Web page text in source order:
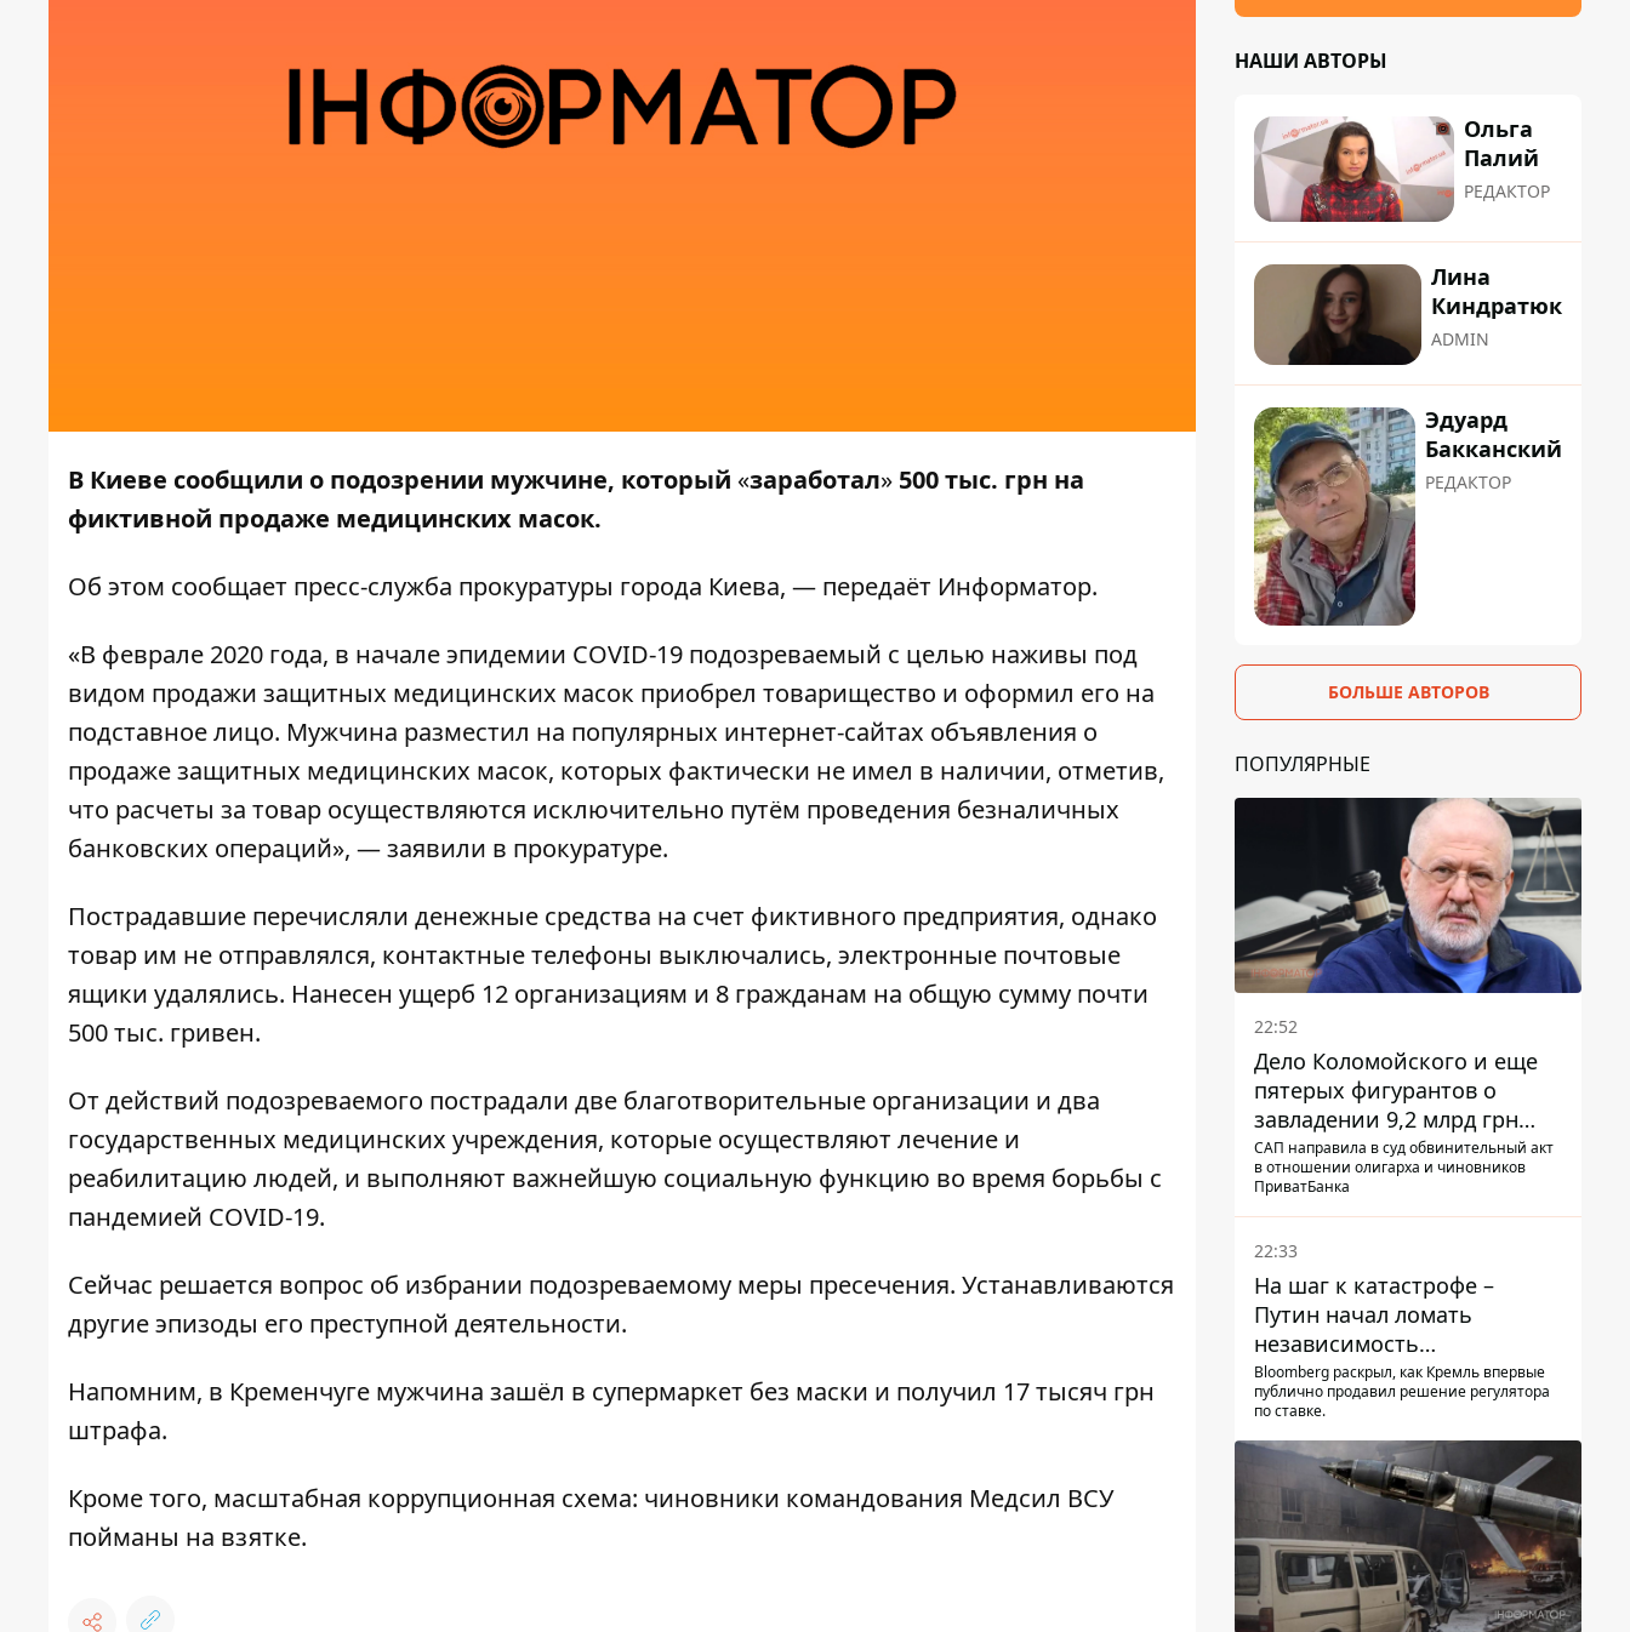
В Киеве сообщили о подозрении мужчине, который «заработал» 500 тыс. грн на
фиктивной продаже медицинских масок.
Об этом сообщает пресс-служба прокуратуры города Киева, — передаёт Информатор.
«В феврале 2020 года, в начале эпидемии COVID-19 подозреваемый с целью наживы под
видом продажи защитных медицинских масок приобрел товарищество и оформил его на
подставное лицо. Мужчина разместил на популярных интернет-сайтах объявления о
продаже защитных медицинских масок, которых фактически не имел в наличии, отметив,
что расчеты за товар осуществляются исключительно путём проведения безналичных
банковских операций», — заявили в прокуратуре.
Пострадавшие перечисляли денежные средства на счет фиктивного предприятия, однако
товар им не отправлялся, контактные телефоны выключались, электронные почтовые
ящики удалялись. Нанесен ущерб 12 организациям и 8 гражданам на общую сумму почти
500 тыс. гривен.
От действий подозреваемого пострадали две благотворительные организации и два
государственных медицинских учреждения, которые осуществляют лечение и
реабилитацию людей, и выполняют важнейшую социальную функцию во время борьбы с
пандемией COVID-19.
Сейчас решается вопрос об избрании подозреваемому меры пресечения. Устанавливаются
другие эпизоды его преступной деятельности.
Напомним, в Кременчуге мужчина зашёл в супермаркет без маски и получил 17 тысяч грн
штрафа.
Кроме того, масштабная коррупционная схема: чиновники командования Медсил ВСУ
пойманы на взятке.
НАШИ АВТОРЫ
Ольга
Палий
РЕДАКТОР
Лина
Киндратюк
ADMIN
Эдуард
Бакканский
РЕДАКТОР
БОЛЬШЕ АВТОРОВ
ПОПУЛЯРНЫЕ
22:52
Дело Коломойского и еще
пятерых фигурантов о
завладении 9,2 млрд грн
ПриватБанка направили в
суд
САП направила в суд обвинительный акт
в отношении олигарха и чиновников
ПриватБанка
22:33
На шаг к катастрофе –
Путин начал ломать
независимость
собственного Центробанка,
заставив снизить базовую
Bloomberg раскрыл, как Кремль впервые
публично продавил решение регулятора
по ставке.